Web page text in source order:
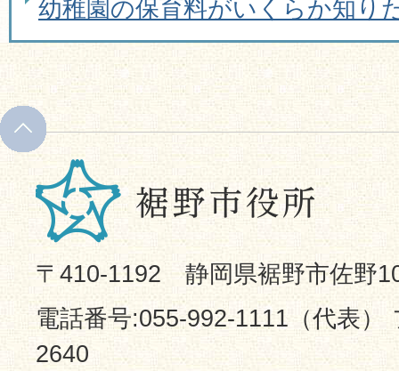
幼稚園の保育料がいくらか知り
〒410-1192 静岡県裾野市佐野
電話番号:055-992-1111（代表）
2640